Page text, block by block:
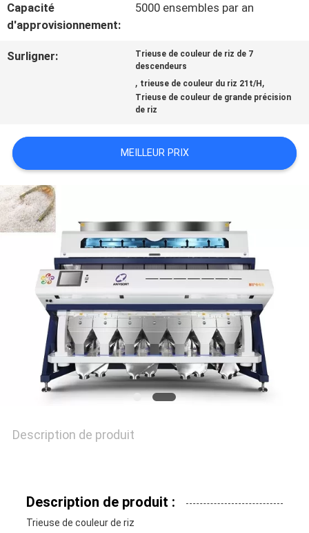
CONTACTEZ-
NOUS
DEMANDEZ
UNE
CITATION
PRIVACY
POLICY
Capacité
d'approvisionnement:
5000 ensembles par an
Surligner:
Trieuse de couleur de riz de 7
descendeurs
, trieuse de couleur du riz 21t/H ,
Trieuse de couleur de grande précision
de riz
MEILLEUR PRIX
Description de produit
Description de produit :
Trieuse de couleur de riz